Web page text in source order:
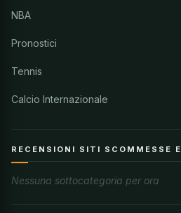
NBA
Pronostici
Tennis
Calcio Internazionale
RECENSIONI SITI SCOMMESSE
Nessuna sottocategoria per ora